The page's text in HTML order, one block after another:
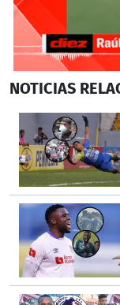
seconds
3
minutes,
5
seconds
NOTICIAS